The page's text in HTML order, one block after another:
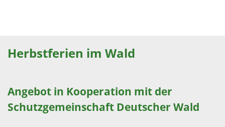
Herbstferien im Wald
Angebot in Kooperation mit der
Schutzgemeinschaft Deutscher Wald